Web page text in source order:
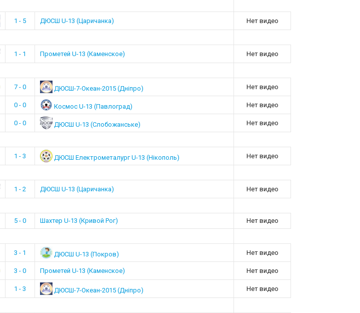
1 - 5 ДЮСШ U-13 (Царичанка) Нет видео
1 - 1 Прометей U-13 (Каменское) Нет видео
7 - 0 ДЮСШ-7-Океан-2015 (Дніпро) Нет видео
0 - 0 Космос U-13 (Павлоград) Нет видео
0 - 0 ДЮСШ U-13 (Слобожанське) Нет видео
1 - 3 ДЮСШ Електрометалург U-13 (Нікополь) Нет видео
1 - 2 ДЮСШ U-13 (Царичанка) Нет видео
5 - 0 Шахтер U-13 (Кривой Рог) Нет видео
3 - 1 ДЮСШ U-13 (Покров) Нет видео
3 - 0 Прометей U-13 (Каменское) Нет видео
1 - 3 ДЮСШ-7-Океан-2015 (Дніпро) Нет видео